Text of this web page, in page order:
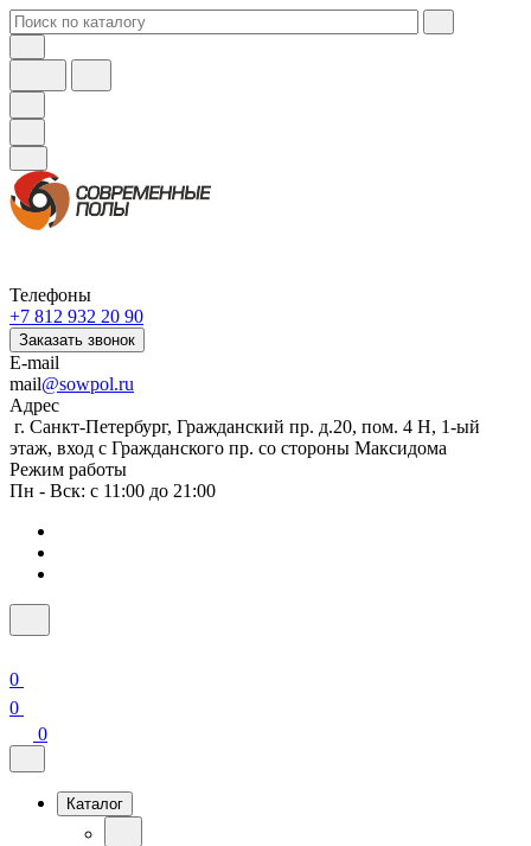
Телефоны
+7 812 932 20 90
Заказать звонок
E-mail
mail@sowpol.ru
Адрес
г. Санкт-Петербург, Гражданский пр. д.20, пом. 4 Н, 1-ый
этаж, вход с Гражданского пр. со стороны Максидома
Режим работы
Пн - Вск: с 11:00 до 21:00
0
0
0
Каталог